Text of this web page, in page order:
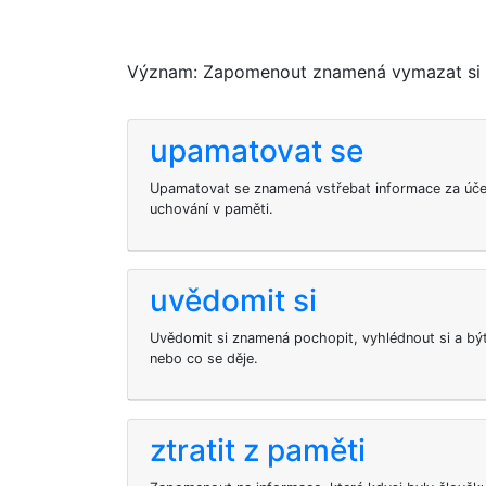
Význam: Zapomenout znamená vymazat
upamatovat se
Upamatovat se znamená vstřebat informace za
uchování v paměti.
uvědomit si
Uvědomit si znamená pochopit, vyhlédnout si a
nebo co se děje.
ztratit z paměti